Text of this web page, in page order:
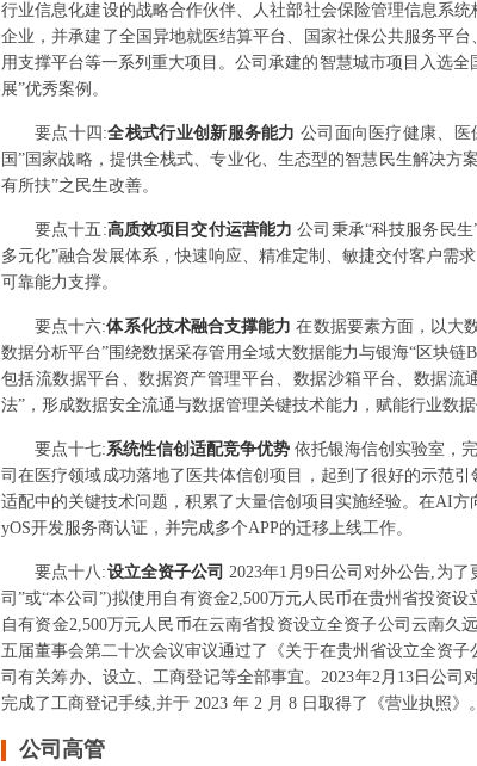
行业信息化建设的战略合作伙伴、人社部社会保险管理信息系
企业，并承建了全国异地就医结算平台、国家社保公共服务平
用支撑平台等一系列重大项目。公司承建的智慧城市项目入选
展”优秀案例。
要点十四 :全栈式行业创新服务能力 公司面向医疗健康、医
国”国家战略，提供全栈式、专业化、生态型的智慧民生解决
有所扶”之民生改善。
要点十五 :高质效项目交付运营能力公司秉承“科技服务民
多元化”融合发展体系，快速响应、精准定制、敏捷交付客户需
可靠能力支撑。
要点十六:体系化技术融合支撑能力在数据要素方面，以大
数据分析平台”围绕数据采存管用全域大数据能力与银海“区块
包括流数据平台、数据资产管理平台、数据沙箱平台、数据
法”，形成数据安全流通与数据管理关键技术能力，赋能行业数
要点十七:系统性信创适配竞争优势 依托银海信创实验室，
司在医疗领域成功落地了医共体信创项目，起到了很好的示范
适配中的关键技术问题，积累了大量信创项目实施经验。在AI
yOS开发服务商认证，并完成多个APP的迁移上线工作。
要点十八 :设立全资子公司2023年1月9日公司对外公告,为
司”或“本公司”)拟使用自有资金2,500万元人民币在贵州省投资
自有资金2,500万元人民币在云南省投资设立全资子公司云南
五届董事会第二十次会议审议通过了《关于在贵州省设立全资
司有关筹办、设立、工商登记等全部事宜。2023年2月13日公
完成了工商登记手续,并于 2023 年 2 月 8 日取得了《营业执照》。
公司高管